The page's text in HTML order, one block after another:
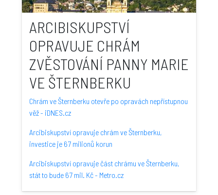
ARCIBISKUPSTVÍ
OPRAVUJE CHRÁM
ZVĚSTOVÁNÍ PANNY MARIE
VE ŠTERNBERKU
Chrám ve Šternberku otevře po opravách nepřístupnou
věž - iDNES.cz
Arcibiskupství opravuje chrám ve Šternberku,
investice je 67 milionů korun
Arcibiskupství opravuje část chrámu ve Šternberku,
stát to bude 67 mil. Kč - Metro.cz